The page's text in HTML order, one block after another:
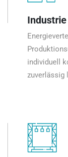
Industrie
individuell
zuverlässig